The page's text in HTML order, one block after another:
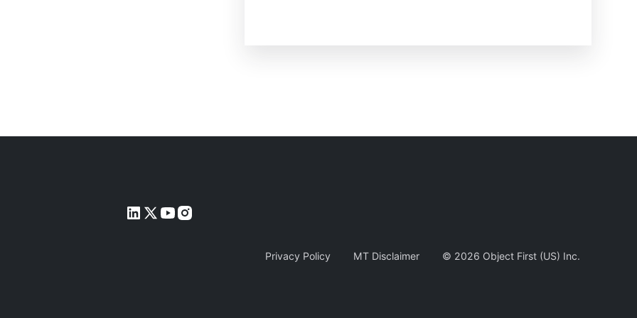
Privacy Policy MT Disclaimer © 2026 Object First (US) Inc.